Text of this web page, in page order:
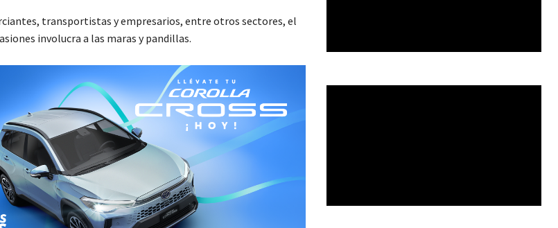
transportistas y empresarios, entre otros sectores, el
involucra a las maras y pandillas.